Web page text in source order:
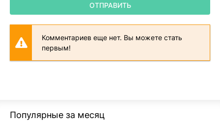
ОТПРАВИТЬ
Комментариев еще нет. Вы можете стать
первым!
Популярные за месяц